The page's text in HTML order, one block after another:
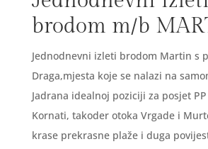
brodom m/b
Jednodnevni izleti brodom Martin s
Draga,mjesta koje se nalazi na
Jadrana idealnoj poziciji za posjet
Kornati, takoder otoka Vrgade i
krase prekrasne plaže i duga